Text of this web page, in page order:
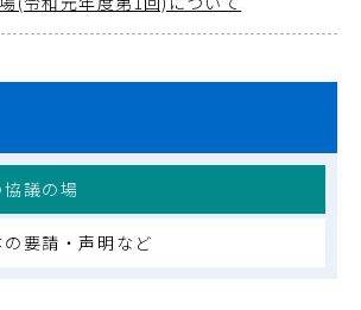
議の場
要請・声明など